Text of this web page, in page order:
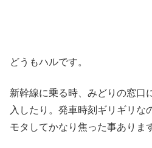
どうもハルです。
新幹線に乗る時、みどりの窓口
入したり。発車時刻ギリギリな
モタしてかなり焦った事ありま